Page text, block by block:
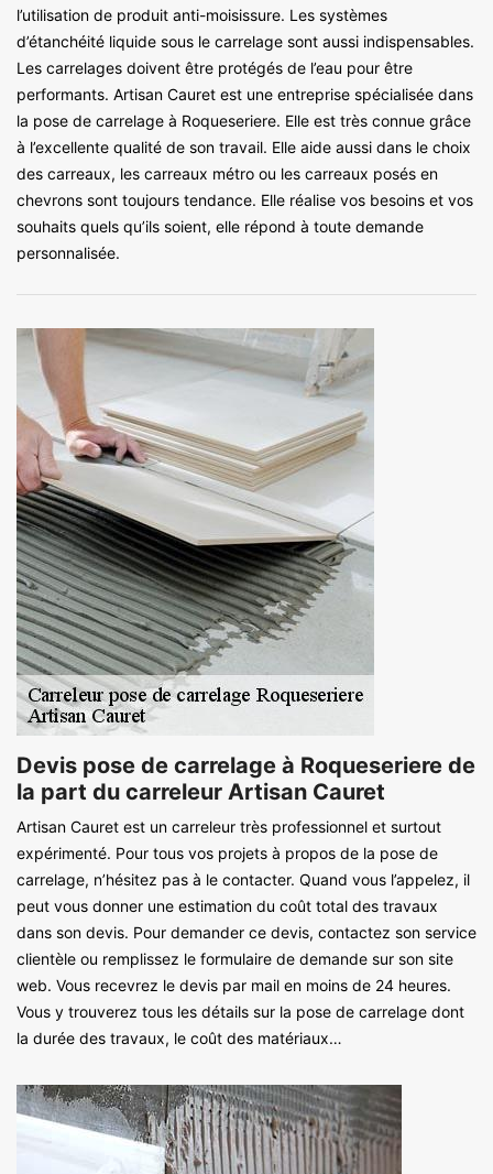
l’utilisation de produit anti-moisissure. Les systèmes
d’étanchéité liquide sous le carrelage sont aussi indispensables.
Les carrelages doivent être protégés de l’eau pour être
performants. Artisan Cauret est une entreprise spécialisée dans
la pose de carrelage à Roqueseriere. Elle est très connue grâce
à l’excellente qualité de son travail. Elle aide aussi dans le choix
des carreaux, les carreaux métro ou les carreaux posés en
chevrons sont toujours tendance. Elle réalise vos besoins et vos
souhaits quels qu’ils soient, elle répond à toute demande
personnalisée.
Devis pose de carrelage à Roqueseriere de
la part du carreleur Artisan Cauret
Artisan Cauret est un carreleur très professionnel et surtout
expérimenté. Pour tous vos projets à propos de la pose de
carrelage, n’hésitez pas à le contacter. Quand vous l’appelez, il
peut vous donner une estimation du coût total des travaux
dans son devis. Pour demander ce devis, contactez son service
clientèle ou remplissez le formulaire de demande sur son site
web. Vous recevrez le devis par mail en moins de 24 heures.
Vous y trouverez tous les détails sur la pose de carrelage dont
la durée des travaux, le coût des matériaux…